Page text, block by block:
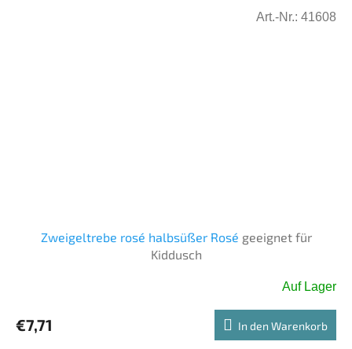
Zweigeltrebe rosé halbsüßer Rosé geeignet für
Kiddusch
Auf Lager
€7,71 In den Warenkorb
Art.-Nr.: 41608